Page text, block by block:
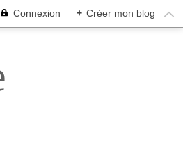
Connexion + Créer mon blog